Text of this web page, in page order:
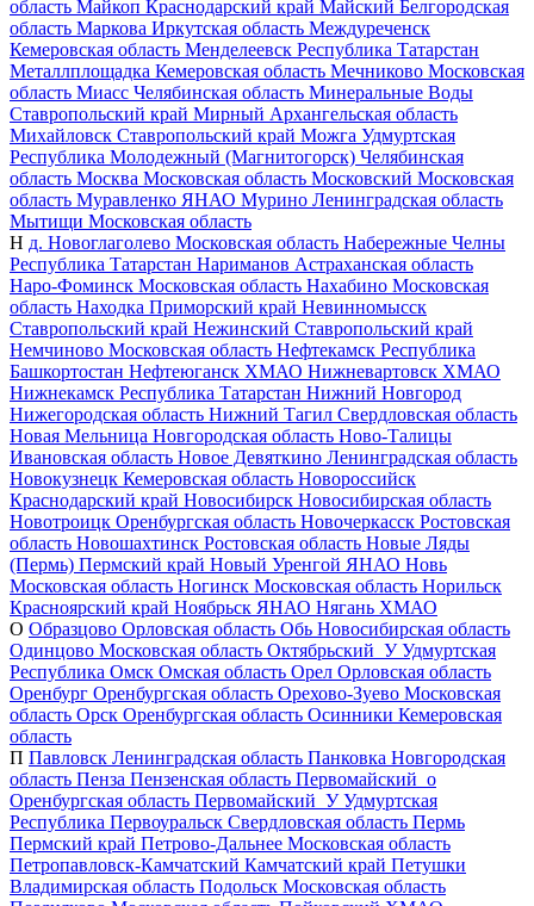
область Майкоп Краснодарский край Майский Белгородская
область Маркова Иркутская область Междуреченск
Кемеровская область Менделеевск Республика Татарстан
Металлплощадка Кемеровская область Мечниково Московская
область Миасс Челябинская область Минеральные Воды
Ставропольский край Мирный Архангельская область
Михайловск Ставропольский край Можга Удмуртская
Республика Молодежный (Магнитогорск) Челябинская
область Москва Московская область Московский Московская
область Муравленко ЯНАО Мурино Ленинградская область
Мытищи Московская область
Н д. Новоглаголево Московская область Набережные Челны
Республика Татарстан Нариманов Астраханская область
Наро-Фоминск Московская область Нахабино Московская
область Находка Приморский край Невинномысск
Ставропольский край Нежинский Ставропольский край
Немчиново Московская область Нефтекамск Республика
Башкортостан Нефтеюганск ХМАО Нижневартовск ХМАО
Нижнекамск Республика Татарстан Нижний Новгород
Нижегородская область Нижний Тагил Свердловская область
Новая Мельница Новгородская область Ново-Талицы
Ивановская область Новое Девяткино Ленинградская область
Новокузнецк Кемеровская область Новороссийск
Краснодарский край Новосибирск Новосибирская область
Новотроицк Оренбургская область Новочеркасск Ростовская
область Новошахтинск Ростовская область Новые Ляды
(Пермь) Пермский край Новый Уренгой ЯНАО Новь
Московская область Ногинск Московская область Норильск
Красноярский край Ноябрьск ЯНАО Нягань ХМАО
О Образцово Орловская область Обь Новосибирская область
Одинцово Московская область Октябрьский_У Удмуртская
Республика Омск Омская область Орел Орловская область
Оренбург Оренбургская область Орехово-Зуево Московская
область Орск Оренбургская область Осинники Кемеровская
область
П Павловск Ленинградская область Панковка Новгородская
область Пенза Пензенская область Первомайский_о
Оренбургская область Первомайский_У Удмуртская
Республика Первоуральск Свердловская область Пермь
Пермский край Петрово-Дальнее Московская область
Петропавловск-Камчатский Камчатский край Петушки
Владимирская область Подольск Московская область